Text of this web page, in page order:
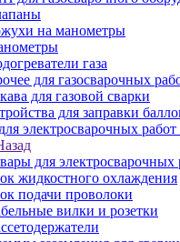
на манометры
газа
для газосварочных
для газовой сварки
для заправки
электросварочных работ
для электросварочных
жидкостного охлаждения
подачи проволоки
вилки и розетки